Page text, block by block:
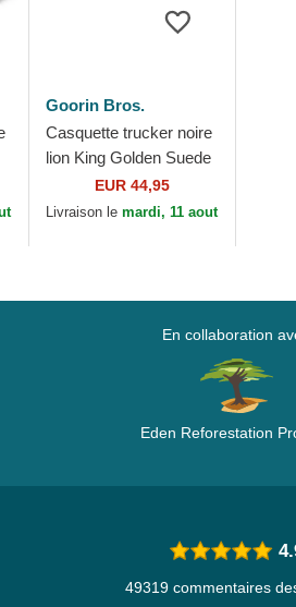
Goorin Bros.
Casquette trucker noire
lion King Golden Suede
The Farm Goorin Bros.
EUR 44,95
Livraison lemardi, 11 aout
En collaboration
Eden Reforestation
49319 commentaires